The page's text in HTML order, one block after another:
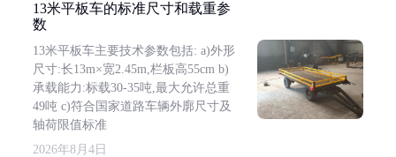
13米平板车的标准尺寸和载重参
数
13米平板车主要技术参数包括: a)外形
尺寸:长13m×宽2.45m,栏板高55cm b)
承载能力:标载30-35吨,最大允许总重
49吨 c)符合国家道路车辆外廓尺寸及
轴荷限值标准
2026年8月4日